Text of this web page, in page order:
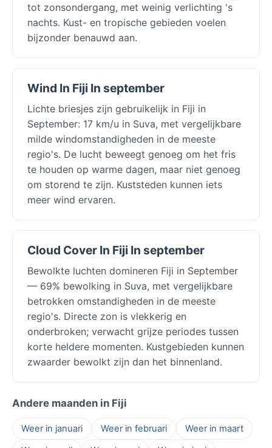
tot zonsondergang, met weinig verlichting 's
nachts. Kust- en tropische gebieden voelen
bijzonder benauwd aan.
Wind In Fiji In september
Lichte briesjes zijn gebruikelijk in Fiji in
September: 17 km/u in Suva, met vergelijkbare
milde windomstandigheden in de meeste
regio's. De lucht beweegt genoeg om het fris
te houden op warme dagen, maar niet genoeg
om storend te zijn. Kuststeden kunnen iets
meer wind ervaren.
Cloud Cover In Fiji In september
Bewolkte luchten domineren Fiji in September
— 69% bewolking in Suva, met vergelijkbare
betrokken omstandigheden in de meeste
regio's. Directe zon is vlekkerig en
onderbroken; verwacht grijze periodes tussen
korte heldere momenten. Kustgebieden kunnen
zwaarder bewolkt zijn dan het binnenland.
Andere maanden in Fiji
Weer in januari Weer in februari
Weer in maart